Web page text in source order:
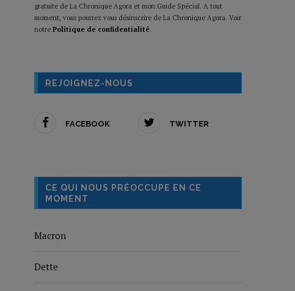
gratuite de La Chronique Agora et mon Guide Spécial. A tout
moment, vous pourrez vous désinscrire de La Chronique Agora. Voir
notre Politique de confidentialité.
REJOIGNEZ-NOUS
FACEBOOK TWITTER
CE QUI NOUS PRÉOCCUPE EN CE
MOMENT
Macron
Dette